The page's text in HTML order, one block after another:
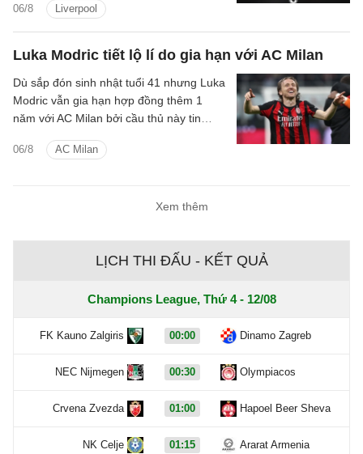
06/8 Liverpool
Luka Modric tiết lộ lí do gia hạn với AC Milan
06/8 AC Milan
Dù sắp đón sinh nhật tuổi 41 nhưng Luka
Modric vẫn gia hạn hợp đồng thêm 1
năm với AC Milan bởi cầu thủ này tin
ở đội bóng.
Xem thêm
LỊCH THI ĐẤU - KẾT QUẢ
Champions League, Thứ 4 - 12/08
FK Kauno Zalgiris 00:00 Dinamo Zagreb
NEC Nijmegen 00:30 Olympiacos
Crvena Zvezda 01:00 Hapoel Beer Sheva
NK Celje 01:15 Ararat Armenia